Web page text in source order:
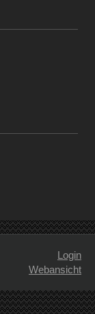
Login
Webansicht